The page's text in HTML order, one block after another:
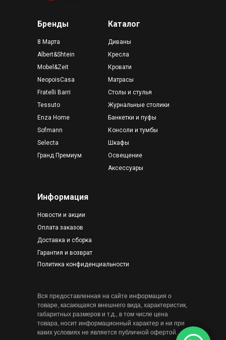
Кресла
Столы и стулья
Матрасы
Шкафы
Освещение
Диваны
Журнальные столики
Банкетки и пуфы
Аксессуары
Консоли и тумбы
Кровати
Вся предоставленная на сайте информация о
товаре, касающаяся внешнего вида, характеристик,
габаритных размеров и т.д., в том числе цена
товара, носит информационный характер и ни при
каких условиях не является публичной офертой.
Каталог
Информация
Бренды
Оплата заказов
Доставка и сборка
Гарантия и возврат
Политика конфиденциальности
Mobel&Zeit
Tessuto
8 Марта
Fratelli Barri
Sofmann
Selecta
Enza Home
Albert&Shtein
NeopoisCasa
Новости и акции
Гранд Премиум